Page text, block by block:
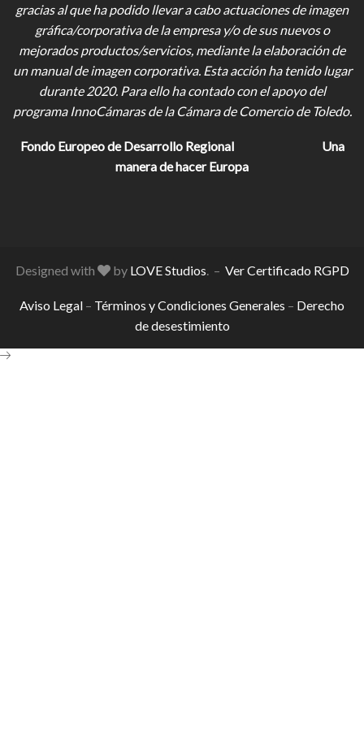
gracias al que ha podido llevar a cabo actuaciones de imagen
gráfica/corporativa de la empresa y/o de sus nuevos o
mejorados productos/servicios, mediante la elaboración de
un manual de imagen corporativa. Esta acción ha tenido lugar
durante 2020. Para ello ha contado con el apoyo del
programa InnoCámaras de la Cámara de Comercio de Toledo.
Fondo Europeo de Desarrollo Regional
Una
manera de hacer Europa
Designed with by LOVE Studios . – Ver Certificado RGPD
Aviso Legal – Términos y Condiciones Generales – Derecho
de desestimiento